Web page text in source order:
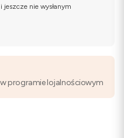
jeszcze nie wysłanym
programie lojalnościowym